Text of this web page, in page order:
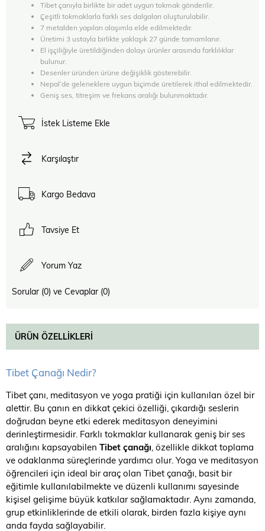
Tibet çanıyla birlikte bir adet uygun tokmak gönderilir.
Çeşitli tokmaklarla farklı ses dalgaları oluşturulabilir.
7 metalden yapılan alaşımla elde edilmektedir.
Üretimi 3 ustayla birlikte yaklaşık 27 günde tamamlanır.
El işçiliğiyle üretildiğinden dolayı ürünler arasında farklılıklar
bulunur.
Desenler üründen ürüne değişiklik gösterebilir.
Nepal’de geleneklere uygun biçimde üretilerek ithal edilmektedir.
Geniş ses, titreşim ve frekans aralığı bulunmaktadır.
İstek Listeme Ekle
Karşılaştır
Kargo Bedava
Tavsiye Et
Yorum Yaz
Sorular (0) ve Cevaplar (0)
ÜRÜN ÖZELLIKLERI
Tibet Çanağı Nedir?
Tibet çanı, meditasyon ve yoga pratiği için kullanılan özel bir
alettir. Bu çanın en dikkat çekici özelliği, çıkardığı seslerin
doğrudan beyne etki ederek meditasyon deneyimini
derinleştirmesidir. Farklı tokmaklar kullanarak geniş bir ses
aralığını kapsayabilen Tibet çanağı, özellikle dikkat toplama
ve odaklanma süreçlerinde yardımcı olur. Yoga ve meditasyon
öğrencileri için ideal bir araç olan Tibet çanağı, basit bir
eğitimle kullanılabilmekte ve düzenli kullanımı sayesinde
kişisel gelişime büyük katkılar sağlamaktadır. Aynı zamanda,
grup etkinliklerinde de etkili olarak, birden fazla kişiye aynı
anda fayda sağlayabilir.